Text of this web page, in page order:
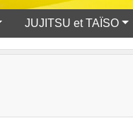
JUJITSU et TAÏSO